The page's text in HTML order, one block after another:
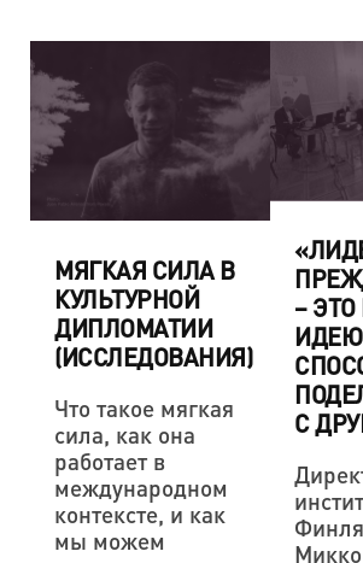
МЯГКАЯ СИЛА В
КУЛЬТУРНОЙ
ДИПЛОМАТИИ
(ИССЛЕДОВАНИЯ)
Что такое мягкая
сила, как она
работает в
международном
контексте, и как
мы можем
–
С